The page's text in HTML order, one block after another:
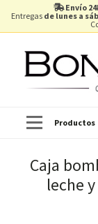
Envío
Entregas de lunes a
Productos
Caja
leche